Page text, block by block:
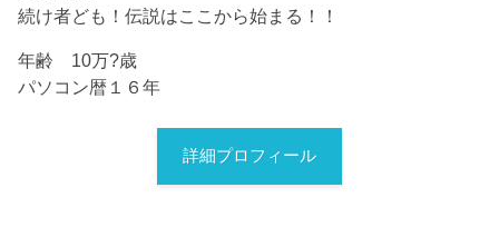
続け者ども！伝説はここから始まる！！
年齢 10万?歳
パソコン暦１６年
詳細プロフィール